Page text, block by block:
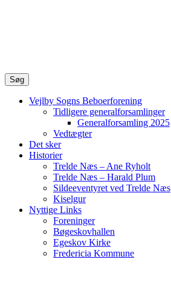
Søg
Vejlby Sogns Beboerforening
Tidligere generalforsamlinger
Generalforsamling 2025
Vedtægter
Det sker
Historier
Trelde Næs – Ane Ryholt
Trelde Næs – Harald Plum
Sildeeventyret ved Trelde Næs
Kiselgur
Nyttige Links
Foreninger
Bøgeskovhallen
Egeskov Kirke
Fredericia Kommune